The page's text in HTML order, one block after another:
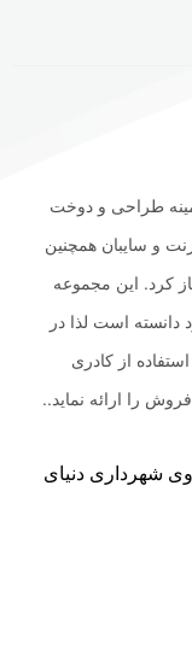
طراحی و دوخت
و سایبان همچنین
کرد. این مجموعه
دانسته است لذا در
از کادری
را ارائه نماید..
شهرداری دنیای